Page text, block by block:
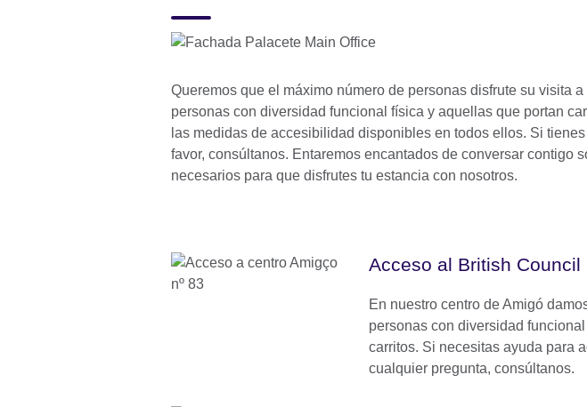
Queremos que el máximo número de personas disfrute su visita
personas con diversidad funcional física y aquellas que portan
las medidas de accesibilidad disponibles en todos ellos. Si
favor, consúltanos. Entaremos encantados de conversar contigo
necesarios para que disfrutes tu estancia con nosotros.
Acceso al British Council
En nuestro centro de Amigó
personas con diversidad
carritos. Si necesitas ayuda para
cualquier pregunta, consúltanos.